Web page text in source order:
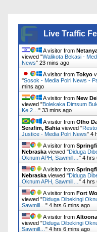
Live Traffic
A visitor from
viewed "Walikota Bekasi -
News" 23 mins ago
A visitor from Tokyo
"Sosok - Media Polri News -
mins ago
A visitor from New
viewed "Bolekaka Dimsum
Ke 2… " 33 mins ago
A visitor from Olho
Serafim, Bahia viewed "
Justice - Media Polri News" 4
A visitor from
Nebraska viewed "Diduga
Oknum APH, Sawmill… " 4 hrs
A visitor from
Nebraska viewed "Diduga
Oknum APH, Sawmill… " 4 hrs
A visitor from Fort
viewed "Diduga Dibekingi
Sawmill… " 4 hrs 6 mins ago
A visitor from
viewed "Diduga Dibekingi
Sawmill… " 4 hrs 6 mins ago